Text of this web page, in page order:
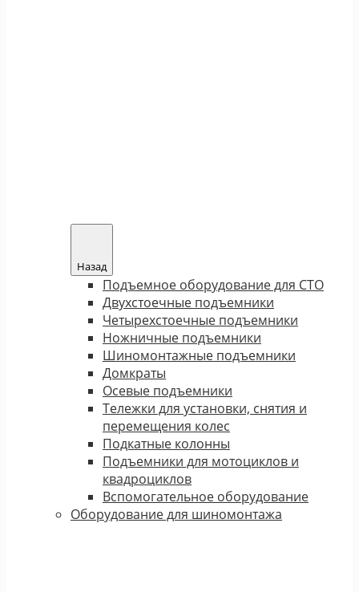
Назад
Подъемное оборудование для СТО
Двухстоечные подъемники
Четырехстоечные подъемники
Ножничные подъемники
Шиномонтажные подъемники
Домкраты
Осевые подъемники
Тележки для установки, снятия и
перемещения колес
Подкатные колонны
Подъемники для мотоциклов и
квадроциклов
Вспомогательное оборудование
Оборудование для шиномонтажа